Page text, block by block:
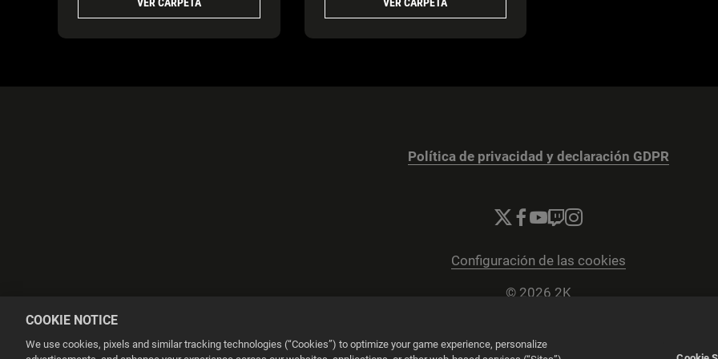
Política de privacidad y declaración GDPR
Configuración de las cookies
© 2026 2K
COOKIE NOTICE
We use cookies, pixels and similar tracking technologies (“Cookies”) to optimize your game experience, personalize